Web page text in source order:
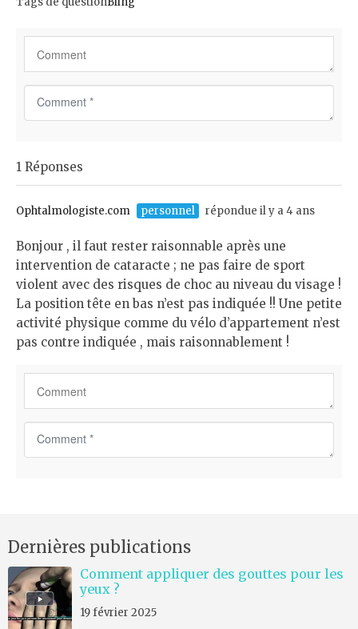
e
n
t
1 Réponses
Ophtalmologiste.com personnel répondue il y a 4 ans
Bonjour , il faut rester raisonnable après une
intervention de cataracte ; ne pas faire de sport
violent avec des risques de choc au niveau du visage !
La position tête en bas n’est pas indiquée !! Une petite
activité physique comme du vélo d’appartement n’est
pas contre indiquée , mais raisonnablement !
t
*
Dernières publications
Comment appliquer des gouttes pour les
yeux ?
19 février 2025